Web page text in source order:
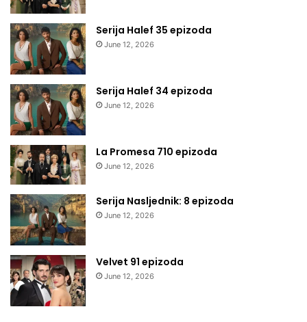
Serija Halef 35 epizoda
June 12, 2026
Serija Halef 34 epizoda
June 12, 2026
La Promesa 710 epizoda
June 12, 2026
Serija Nasljednik: 8 epizoda
June 12, 2026
Velvet 91 epizoda
June 12, 2026